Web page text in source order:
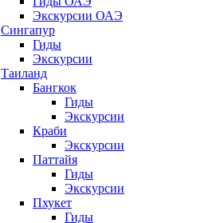
Экскурсии ОАЭ
Сингапур
Гиды
Экскурсии
Таиланд
Бангкок
Гиды
Экскурсии
Краби
Экскурсии
Паттайя
Гиды
Экскурсии
Пхукет
Гиды